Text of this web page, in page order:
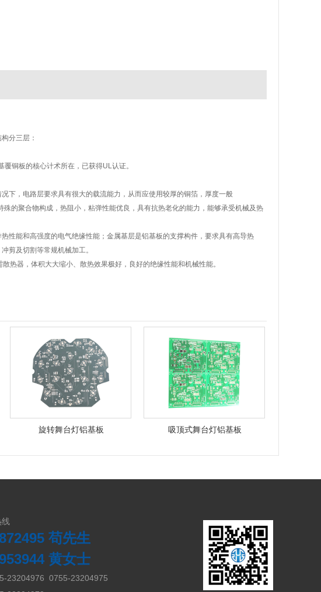
分三层：
铜板的核心计术所在，已获得UL认证。
下，电路层要求具有很大的载流能力，从而应使用较厚的铜箔，厚度一般
的聚合物构成，热阻小，粘弹性能优良，具有抗热老化的能力，能够承受机械及热
性能和高强度的电气绝缘性能；金属基层是铝基板的支撑构件，要求具有高导热
剪及切割等常规机械加工。
热器，体积大大缩小、散热效果极好，良好的绝缘性能和机械性能。
旋转舞台灯铝基板 吸顶式舞台灯铝基板
线
苟先生
黄女士
23204976 0755-23204975